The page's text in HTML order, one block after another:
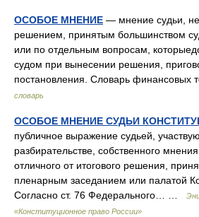
ОСОБОЕ МНЕНИЕ — мнение судьи, не
решением, принятым большинством
или по отдельным вопросам,
судом при вынесении решения,
постановления. Словарь
словарь
ОСОБОЕ МНЕНИЕ СУДЬИ
публичное выражение судьей,
разбирательстве, собственного
отличного от итогового решения,
пленарным заседанием или палатой
Согласно ст. 76 Федерального… …
«Конституционное право России»